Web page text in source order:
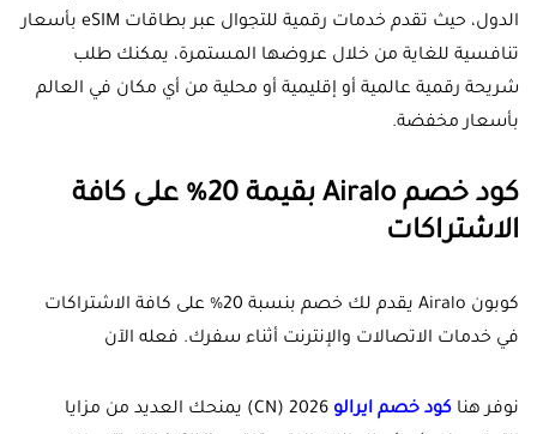
الدول، حيث تقدم خدمات رقمية للتجوال عبر بطاقات eSIM بأسعار
تنافسية للغاية من خلال عروضها المستمرة، يمكنك طلب
شريحة رقمية عالمية أو إقليمية أو محلية من أي مكان في العالم
بأسعار مخفضة.
كود خصم Airalo بقيمة 20% على كافة
الاشتراكات
كوبون Airalo يقدم لك خصم بنسبة 20% على كافة الاشتراكات
في خدمات الاتصالات والإنترنت أثناء سفرك. فعله الآن
نوفر هنا كود خصم ايرالو CN) يمنحك العديد من مزايا